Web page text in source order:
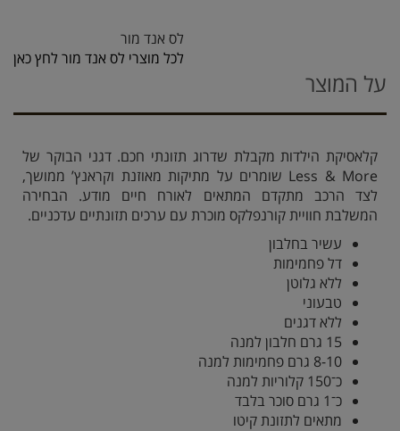
לס אנד מור
לכל מוצרי לס אנד מור לחץ כאן
על המוצר
קלאסיקת הילדות מקבלת שדרוג תזונתי חכם. דגני הבוקר של
Less & More שומרים על מתיקות מאוזנת וקראנץ’ ממושך,
לצד הרכב מתקדם המתאים לאורח חיים מודע. הבחירה
המשלבת חוויית קורנפלקס מוכרת עם ערכים תזונתיים עדכניים.
עשיר בחלבון
דל פחמימות
ללא גלוטן
טבעוני
ללא דגנים
15 גרם חלבון למנה
8-10 גרם פחמימות למנה
כ־150 קלוריות למנה
כ־1 גרם סוכר בלבד
מתאים לתזונת קיטו